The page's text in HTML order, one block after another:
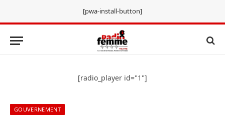
[pwa-install-button]
[radio_player id="1"]
GOUVERNEMENT